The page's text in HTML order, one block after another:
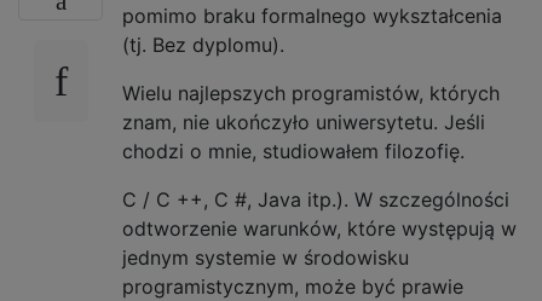
pomimo braku formalnego wykształcenia
(tj. Bez dyplomu).
Wielu najlepszych programistów, których
znam, nie ukończyło uniwersytetu. Jeśli
chodzi o mnie, studiowałem filozofię.
C / C ++, C #, Java itp.). W szczególności
odtworzenie warunków, które występują w
jednym systemie w środowisku
programistycznym, może być prawie